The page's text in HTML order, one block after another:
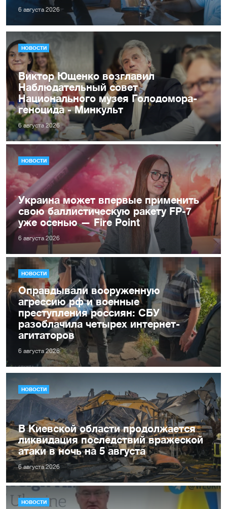
6 августа 2026
НОВОСТИ
Виктор Ющенко возглавил
Наблюдательный совет
Национального музея Голодомора-
геноцида - Минкульт
6 августа 2026
НОВОСТИ
Украина может впервые применить
свою баллистическую ракету FP-7
уже осенью — Fire Point
6 августа 2026
НОВОСТИ
Оправдывали вооруженную
агрессию рф и военные
преступления россиян: СБУ
разоблачила четырех интернет-
агитаторов
6 августа 2026
НОВОСТИ
В Киевской области продолжается
ликвидация последствий вражеской
атаки в ночь на 5 августа
6 августа 2026
НОВОСТИ